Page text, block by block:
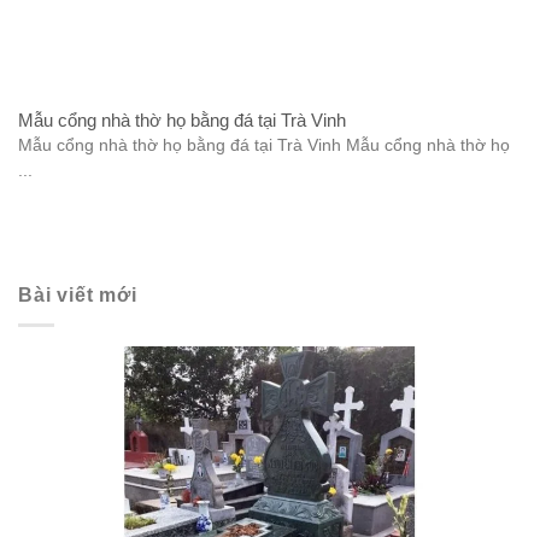
Mẫu cổng nhà thờ họ bằng đá tại Trà Vinh
Mẫu cổng nhà thờ họ bằng đá tại Trà Vinh Mẫu cổng nhà thờ họ
...
Bài viết mới